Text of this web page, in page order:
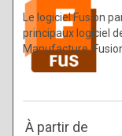
Le logiciel Fusion
principaux logiciel
Manufacture.
À partir de